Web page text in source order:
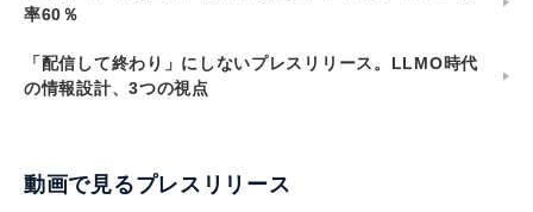
率60％
「配信して終わり」にしないプレスリリース。LLMO時代
の情報設計、3つの視点
動画で見るプレスリリース